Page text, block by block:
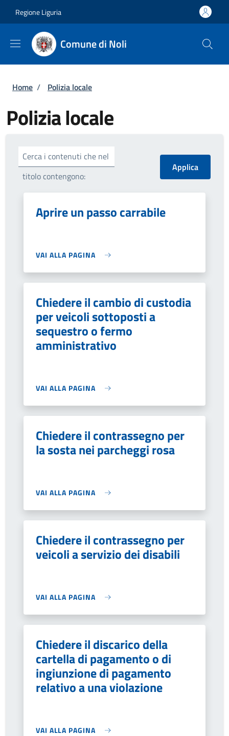
Regione Liguria
Comune di Noli
Briciole di pane
Home / Polizia locale
Polizia locale
Cerca i contenuti che nel
titolo contengono:
Aprire un passo carrabile
VAI ALLA PAGINA
Chiedere il cambio di custodia
per veicoli sottoposti a
sequestro o fermo
amministrativo
VAI ALLA PAGINA
Chiedere il contrassegno per
la sosta nei parcheggi rosa
VAI ALLA PAGINA
Chiedere il contrassegno per
veicoli a servizio dei disabili
VAI ALLA PAGINA
Chiedere il discarico della
cartella di pagamento o di
ingiunzione di pagamento
relativo a una violazione
VAI ALLA PAGINA